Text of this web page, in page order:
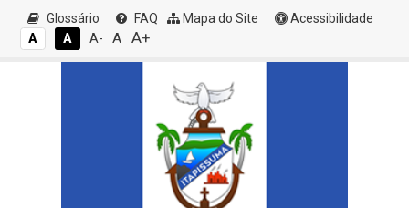
Glossário FAQ Mapa do Site
Acessibilidade
A
A A- A A+